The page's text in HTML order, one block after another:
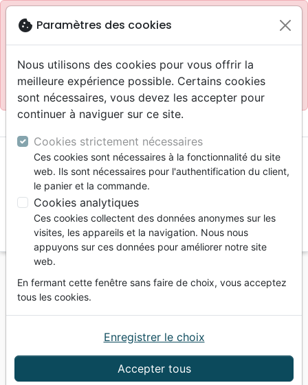
blockSite réservé aux professionnels
Accès pour les professionnels : Se connecter
Site pour le grand public : La Maison de la Bible
menu
Vous ne pouvez pas créer de nouvelle commande
depuis votre pays (United States).
Ethique, société, politique
Sexualité
Église et l'attirance homosexuelle: (L') - mythes et
cookie Paramètres des cookies
Nous utilisons des cookies pour vous offrir la
meilleure expérience possible. Certains cookies
sont nécessaires, vous devez les accepter pour
continuer à naviguer sur ce site.
Cookies strictement nécessaires
Ces cookies sont nécessaires à la fonctionnalité du site
web. Ils sont nécessaires pour l'authentification du client,
le panier et la commande.
Cookies analytiques
Ces cookies collectent des données anonymes sur les
visites, les appareils et la navigation. Nous nous
appuyons sur ces données pour améliorer notre site
web.
En fermant cette fenêtre sans faire de choix, vous acceptez
tous les cookies.
Accepter tous
Enregistrer le choix